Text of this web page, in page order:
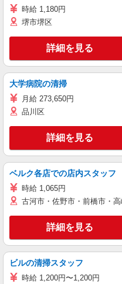
時給 1,180円
堺市堺区
詳細を見る
大学病院の清掃
月給 273,650円
品川区
詳細を見る
ベルク各店での店内スタッフ
時給 1,065円
古河市・佐野市・前橋市・
詳細を見る
ビルの清掃スタッフ
時給 1,200円〜1,200円